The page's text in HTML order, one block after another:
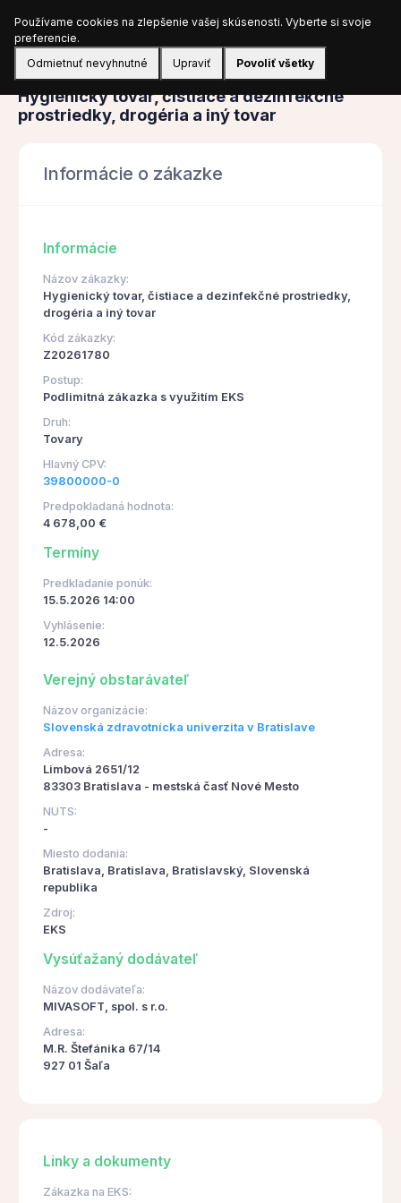
Prihlásiť sa
Obstarávanie
Hygienický tovar, čistiace a dezinfekčné
prostriedky, drogéria a iný tovar
Informácie o zákazke
Informácie
Názov zákazky:
Hygienický tovar, čistiace a dezinfekčné prostriedky,
drogéria a iný tovar
Kód zákazky:
Z20261780
Postup:
Podlimitná zákazka s využitím EKS
Druh:
Tovary
Hlavný CPV:
39800000-0
Predpokladaná hodnota:
4 678,00 €
Termíny
Predkladanie ponúk:
15.5.2026 14:00
Vyhlásenie:
12.5.2026
Verejný obstarávateľ
Názov organizácie:
Slovenská zdravotnícka univerzita v Bratislave
Adresa:
Limbová 2651/12
83303 Bratislava - mestská časť Nové Mesto
NUTS:
-
Miesto dodania:
Bratislava, Bratislava, Bratislavský, Slovenská
republika
Zdroj:
EKS
Vysúťažaný dodávateľ
Názov dodávateľa:
MIVASOFT, spol. s r.o.
Adresa:
M.R. Štefánika 67/14
927 01 Šaľa
Linky a dokumenty
Zákazka na EKS:
Používame cookies na zlepšenie vašej skúsenosti. Vyberte si svoje
preferencie.
Odmietnuť nevyhnutné
Upraviť Povoliť všetky